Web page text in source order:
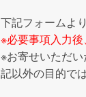
下記フォームよ
※必要事項入力
※お寄せいただ
記以外の目的で